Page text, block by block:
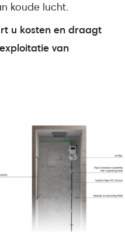
koude lucht.
u kosten en draagt
van